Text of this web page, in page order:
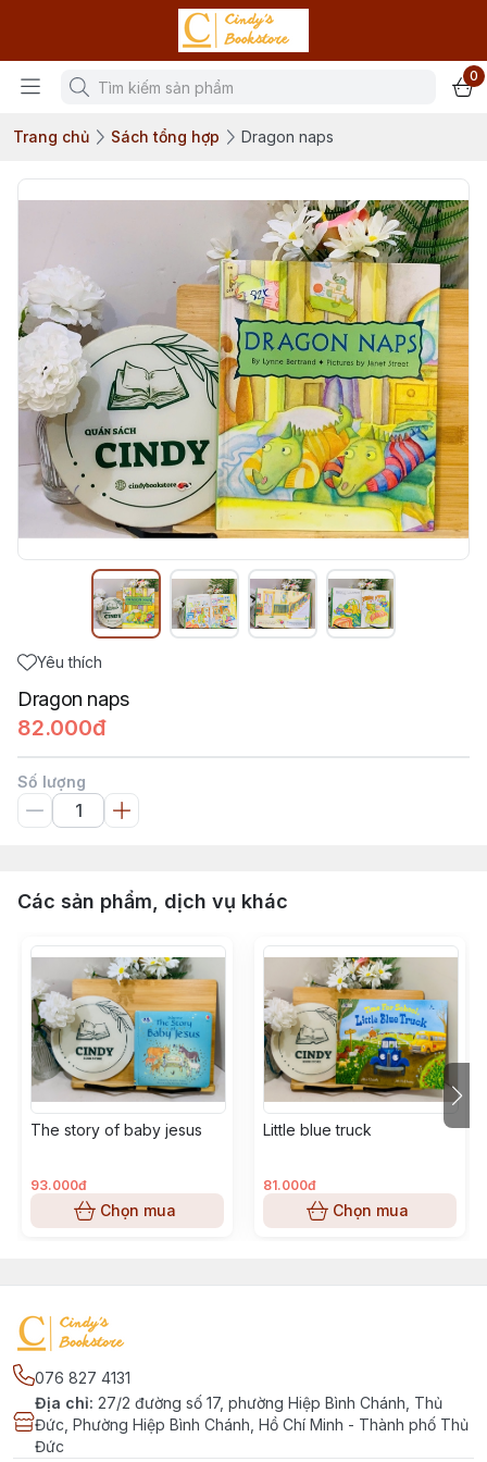
0
Trang chủ Sách tổng hợp Dragon naps
Yêu thích
Dragon naps
82.000đ
Số lượng
Các sản phẩm, dịch vụ khác
The story of baby jesus
93.000đ
Chọn mua
Little blue truck
81.000đ
Chọn mua
076 827 4131
Địa chỉ: 27/2 đường số 17, phường Hiệp Bình Chánh, Thủ
Đức, Phường Hiệp Bình Chánh, Hồ Chí Minh - Thành phố Thủ
Đức